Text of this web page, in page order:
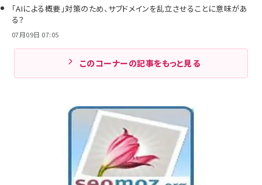
「AIによる概要」対策のため、サブドメインを乱立させることに意味があ
る？
07月09日 07:05
このコーナーの記事をもっと見る